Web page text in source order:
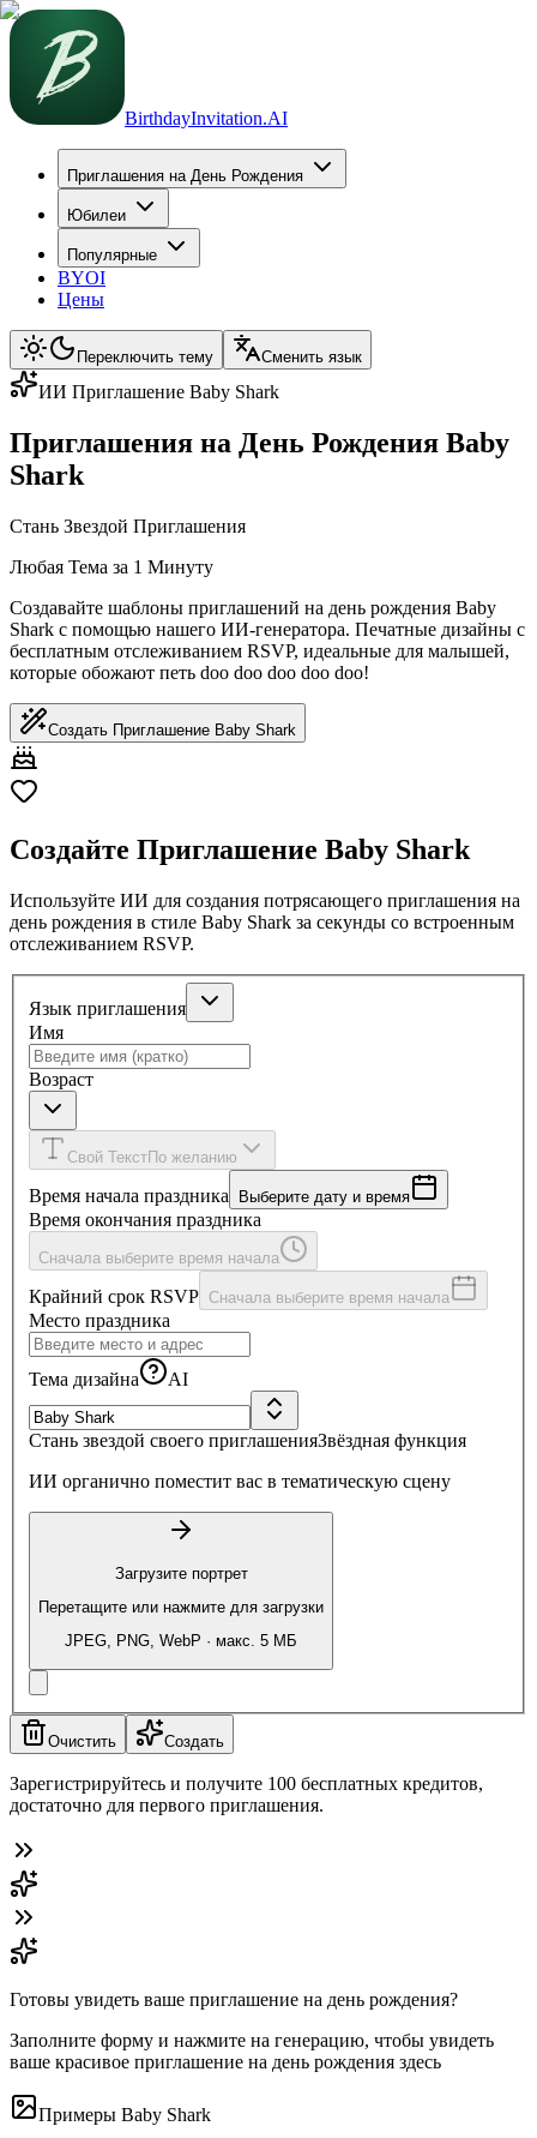
BirthdayInvitation.AI
Приглашения на День Рождения
Юбилеи
Популярные
BYOI
Цены
Переключить тему Сменить язык
ИИ Приглашение Baby Shark
Приглашения на День Рождения Baby
Shark
Стань Звездой Приглашения
Любая Тема за 1 Минуту
Создавайте шаблоны приглашений на день рождения Baby
Shark с помощью нашего ИИ-генератора. Печатные дизайны с
бесплатным отслеживанием RSVP, идеальные для малышей,
которые обожают петь doo doo doo doo doo!
Создать Приглашение Baby Shark
Создайте Приглашение Baby Shark
Используйте ИИ для создания потрясающего приглашения на
день рождения в стиле Baby Shark за секунды со встроенным
отслеживанием RSVP.
Язык приглашения
Имя
Возраст
Свой ТекстПо желанию
Время начала праздника Выберите дату и время
Время окончания праздника
Сначала выберите время начала
Крайний срок RSVP Сначала выберите время начала
Место праздника
Тема дизайна AI
Стань звездой своего приглашенияЗвёздная функция
ИИ органично поместит вас в тематическую сцену
Загрузите портрет
Перетащите или нажмите для загрузки
JPEG, PNG, WebP · макс. 5 МБ
Очистить Создать
Зарегистрируйтесь и получите 100 бесплатных кредитов,
достаточно для первого приглашения.
Готовы увидеть ваше приглашение на день рождения?
Заполните форму и нажмите на генерацию, чтобы увидеть
ваше красивое приглашение на день рождения здесь
Примеры Baby Shark